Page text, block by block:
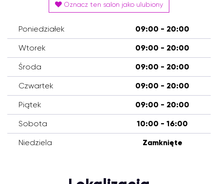
Oznacz ten salon jako ulubiony
Poniedziałek 09:00 - 20:00
Wtorek 09:00 - 20:00
Środa 09:00 - 20:00
Czwartek 09:00 - 20:00
Piątek 09:00 - 20:00
Sobota 10:00 - 16:00
Niedziela Zamknięte